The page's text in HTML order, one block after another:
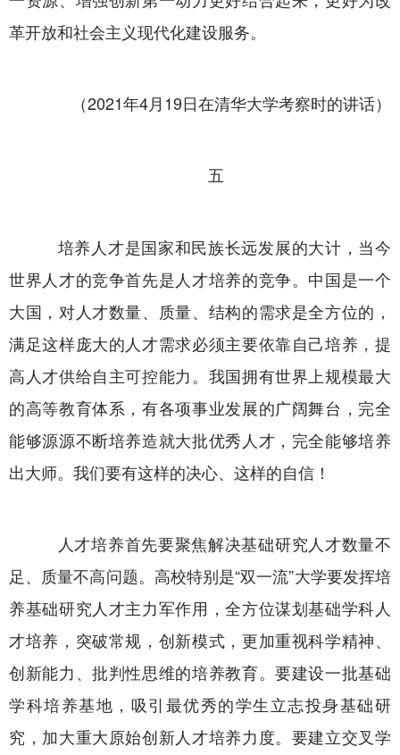
革开放和社会主义现代化建设服务。
（2021年4月19日在清华大学考察时的讲话）
五
培养人才是国家和民族长远发展的大计，当今
世界人才的竞争首先是人才培养的竞争。中国是一个
大国，对人才数量、质量、结构的需求是全方位的，
满足这样庞大的人才需求必须主要依靠自己培养，提
高人才供给自主可控能力。我国拥有世界上规模最大
的高等教育体系，有各项事业发展的广阔舞台，完全
能够源源不断培养造就大批优秀人才，完全能够培养
出大师。我们要有这样的决心、这样的自信！
人才培养首先要聚焦解决基础研究人才数量不
足、质量不高问题。高校特别是“双一流”大学要发挥培
养基础研究人才主力军作用，全方位谋划基础学科人
才培养，突破常规，创新模式，更加重视科学精神、
创新能力、批判性思维的培养教育。要建设一批基础
学科培养基地，吸引最优秀的学生立志投身基础研
究，加大重大原始创新人才培养力度。要建立交叉学